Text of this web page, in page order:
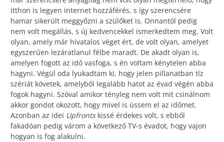
itthon is legyen internet hozzáférés, s így szerencsére
hamar sikerült meggyőzni a szülőket is. Onnantól pedig
nem volt megállás, s új kedvencekkel ismerkedtem meg. Volt
olyan, amely már hivatalos véget ért, de volt olyan, amelyet
egyszerűen lezáratlanul félbe maradt. De akadt olyan is,
amelyen fogott az idő vasfoga, s én voltam kénytelen abba
hagyni. Végül oda lyukadtam ki, hogy jelen pillanatban tíz
szériát követek, amelyből legalább hatot az évad végén abba
fogok hagyni. Szóval amikor tényleg nem volt mit csinálnom
akkor gondot okozott, hogy mivel is üssem el az időmet.
Azonban az idei Upfrontskissé érdekes volt, s ebből
fakadóan pedig várom a következő TV-s évadot, hogy vajon
hogyan is fog alakulni.